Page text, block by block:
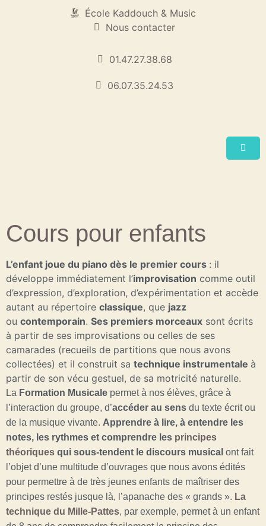
École Kaddouch & Music
Nous contacter
01.47.27.38.68
06.07.35.24.53
Cours pour enfants
L’enfant joue du piano dès le premier cours : il
développe immédiatement l’improvisation comme outil
d’expression, d’exploration, d’expérimentation et accède
autant au répertoire classique, que jazz
ou contemporain. Ses premiers morceaux sont écrits
à partir de ses improvisations ou celles de ses
camarades (recueils de partitions que nous avons
collectées) et il construit sa technique instrumentale à
partir de son vécu gestuel, de sa motricité naturelle.
La Formation Musicale permet à nos élèves, grâce à
l’interaction du groupe, d’accéder au sens du texte écrit ou
de la musique vivante. Apprendre à lire, à entendre les
notes, les rythmes et comprendre les principes
théoriques qui sous-tendent le discours musical ont fait
l’objet d’une multitude d’ouvrages que nous avons édités
pour permettre à de très jeunes enfants de maîtriser des
principes restés jusque là, l’apanache des « grands ». La
technique du Mille-Pattes, par exemple, permet à un enfant